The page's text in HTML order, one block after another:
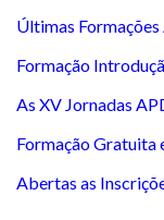
Últimas
Formação
As XV Jornadas
Formação Gratuita
Abertas as